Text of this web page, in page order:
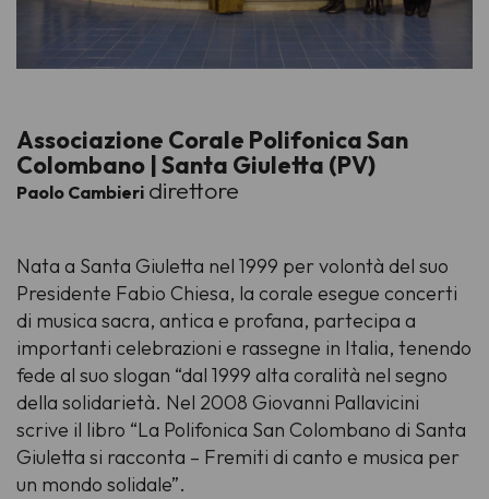
Associazione Corale Polifonica San
Colombano | Santa Giuletta (PV)
Paolo Cambieri direttore
Nata a Santa Giuletta nel 1999 per volontà del suo
Presidente Fabio Chiesa, la corale esegue concerti
di musica sacra, antica e profana, partecipa a
importanti celebrazioni e rassegne in Italia, tenendo
fede al suo slogan “dal 1999 alta coralità nel segno
della solidarietà. Nel 2008 Giovanni Pallavicini
scrive il libro “La Polifonica San Colombano di Santa
Giuletta si racconta – Fremiti di canto e musica per
un mondo solidale”.